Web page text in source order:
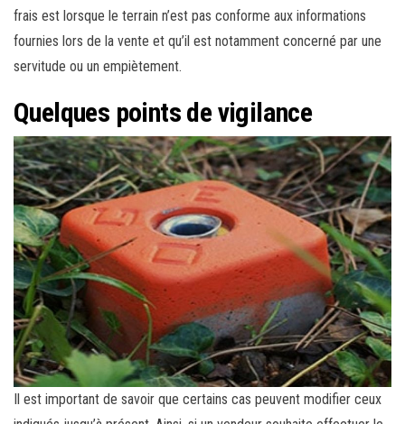
frais est lorsque le terrain n’est pas conforme aux informations
fournies lors de la vente et qu’il est notamment concerné par une
servitude ou un empiètement.
Quelques points de vigilance
Il est important de savoir que certains cas peuvent modifier ceux